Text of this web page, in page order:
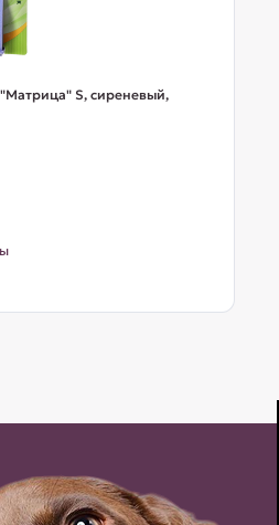
S, сиреневый,